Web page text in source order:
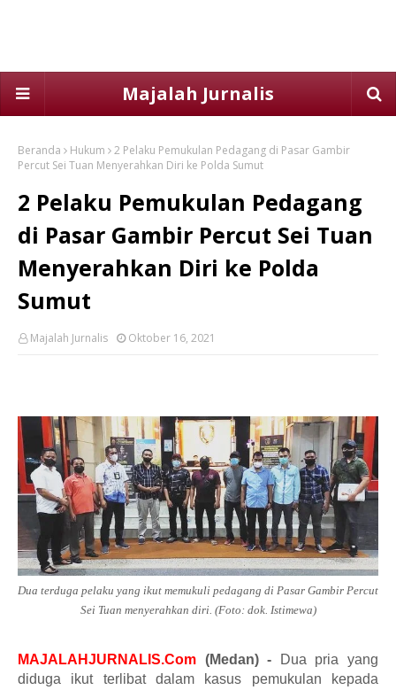
Majalah Jurnalis
Beranda Hukum
2 Pelaku Pemukulan Pedagang di Pasar Gambir
Percut Sei Tuan Menyerahkan Diri ke Polda Sumut
2 Pelaku Pemukulan Pedagang
di Pasar Gambir Percut Sei Tuan
Menyerahkan Diri ke Polda
Sumut
Majalah Jurnalis Oktober 16, 2021
Dua terduga pelaku yang ikut memukuli pedagang di Pasar Gambir Percut
Sei Tuan menyerahkan diri. (Foto: dok. Istimewa)
MAJALAHJURNALIS.Com (Medan) - Dua pria yang
diduga ikut terlibat dalam kasus pemukulan kepada